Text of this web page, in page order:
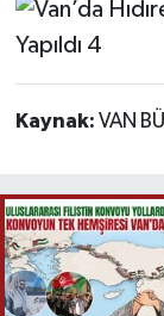
Kaynak: VAN